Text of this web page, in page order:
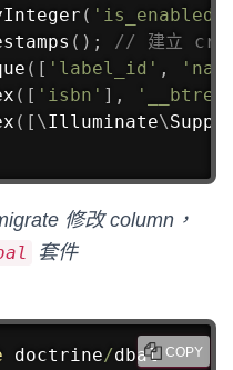
( 'is_enabled'
( ) ;
// 建立
( [ 'label_id' ,
( [ 'isbn' ] ,
( [ \Illuminate\
修改 column，
套件
doctrine/dbal COPY